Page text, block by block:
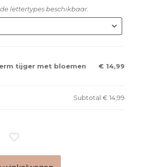
lettertypes beschikbaar.
tijger met bloemen € 14,99
Subtotal € 14,99